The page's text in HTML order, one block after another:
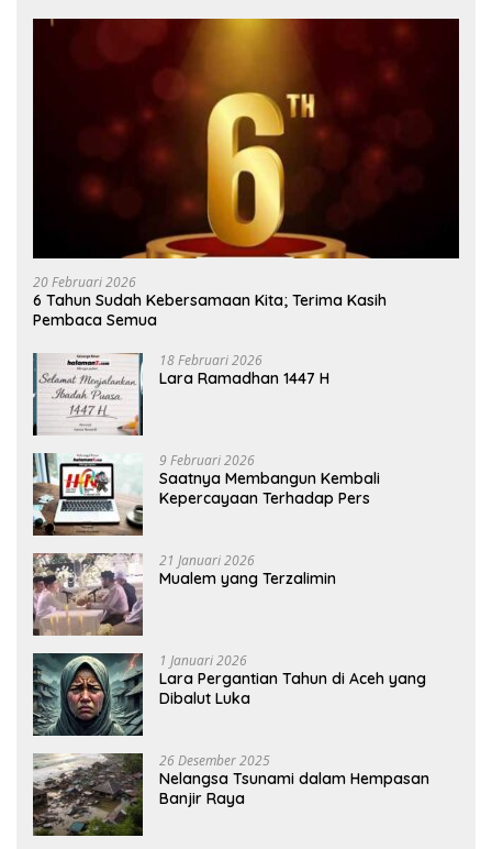
20 Februari 2026
6 Tahun Sudah Kebersamaan Kita; Terima Kasih
Pembaca Semua
18 Februari 2026
Lara Ramadhan 1447 H
9 Februari 2026
Saatnya Membangun Kembali
Kepercayaan Terhadap Pers
21 Januari 2026
Mualem yang Terzalimin
1 Januari 2026
Lara Pergantian Tahun di Aceh yang
Dibalut Luka
26 Desember 2025
Nelangsa Tsunami dalam Hempasan
Banjir Raya